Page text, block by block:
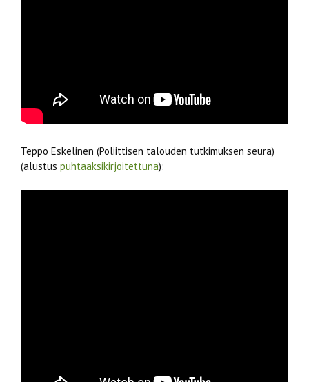
Teppo Eskelinen (Poliittisen talouden tutkimuksen seura)
(alustus puhtaaksikirjoitettuna):